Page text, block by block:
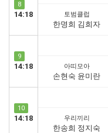
8
14:18 토범클럽
한명희 김희자
9
14:18 아띠모아
손현숙 윤미란
10
14:18 우리끼리
한송희 정지숙